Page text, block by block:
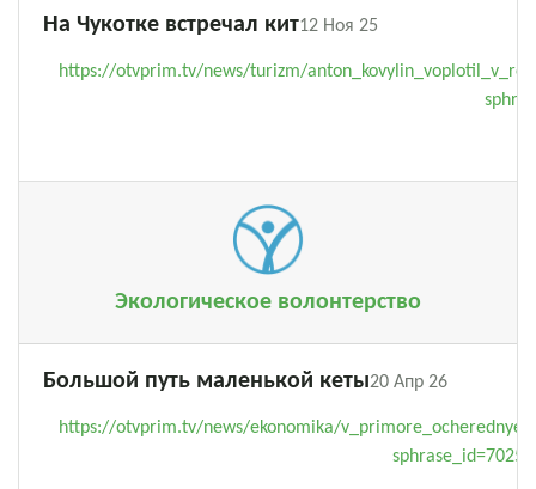
На Чукотке встречал кит12 Ноя 25
https://otvprim.tv/news/turizm/
Экологическое волонтерство
Большой путь маленькой кеты20 Апр 26
https://otvprim.tv/news/ekonomika/